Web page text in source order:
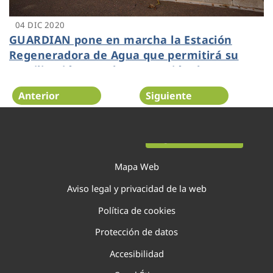
04 DIC 2020
GUARDIAN pone en marcha la Estación
Regeneradora de Agua que permitirá su
reutilización para la prevención de
incendios forestales
Anterior Siguiente
Mapa Web
Aviso legal y privacidad de la web
Política de cookies
Protección de datos
Accesibilidad